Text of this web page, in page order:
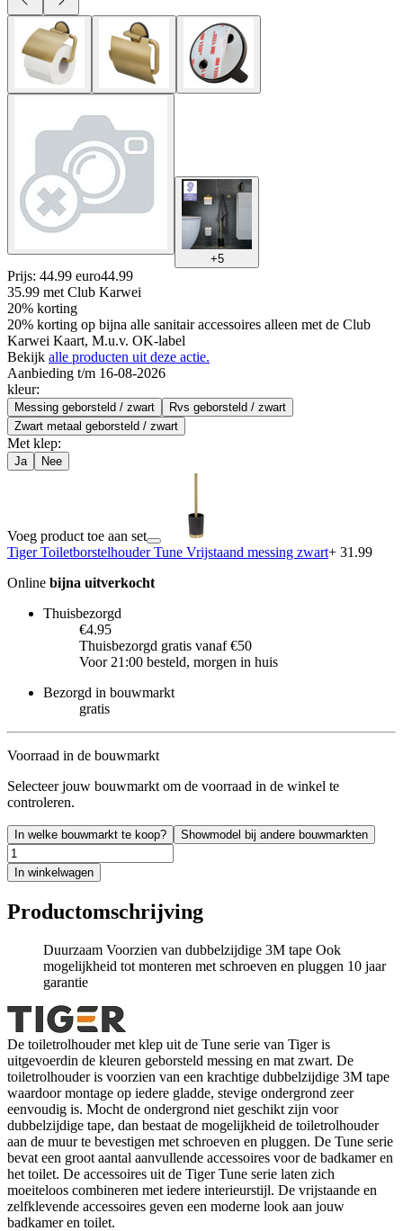
+5
Prijs: 44.99 euro44.99
35.99 met Club Karwei
20% korting
20% korting op bijna alle sanitair accessoires alleen met de Club
Karwei Kaart, M.u.v. OK-label
Bekijk alle producten uit deze actie.
Aanbieding t/m 16-08-2026
kleur:
Messing geborsteld / zwart
Rvs geborsteld / zwart
Zwart metaal geborsteld / zwart
Met klep:
Ja Nee
Voeg product toe aan set
Tiger Toiletborstelhouder Tune Vrijstaand messing zwart+ 31.99
Online bijna uitverkocht
Thuisbezorgd
€4.95
Thuisbezorgd gratis vanaf €50
Voor 21:00 besteld, morgen in huis
Bezorgd in bouwmarkt
gratis
Voorraad in de bouwmarkt
Selecteer jouw bouwmarkt om de voorraad in de winkel te
controleren.
In welke bouwmarkt te koop? Showmodel bij andere bouwmarkten
In winkelwagen
Productomschrijving
Duurzaam Voorzien van dubbelzijdige 3M tape Ook
mogelijkheid tot monteren met schroeven en pluggen 10 jaar
garantie
De toiletrolhouder met klep uit de Tune serie van Tiger is
uitgevoerdin de kleuren geborsteld messing en mat zwart. De
toiletrolhouder is voorzien van een krachtige dubbelzijdige 3M tape
waardoor montage op iedere gladde, stevige ondergrond zeer
eenvoudig is. Mocht de ondergrond niet geschikt zijn voor
dubbelzijdige tape, dan bestaat de mogelijkheid de toiletrolhouder
aan de muur te bevestigen met schroeven en pluggen. De Tune serie
bevat een groot aantal aanvullende accessoires voor de badkamer en
het toilet. De accessoires uit de Tiger Tune serie laten zich
moeiteloos combineren met iedere interieurstijl. De vrijstaande en
zelfklevende accessoires geven een moderne look aan jouw
badkamer en toilet.